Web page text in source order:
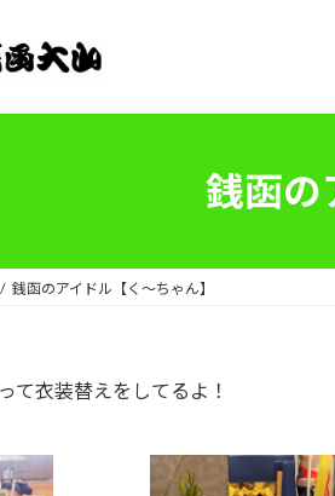
銭函の
銭函のアイドル【く～ちゃん】
て衣装替えをしてるよ！